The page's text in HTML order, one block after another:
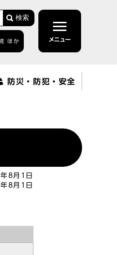
検索
ほか メニュー
防災・防犯・安全
8月1日
8月1日